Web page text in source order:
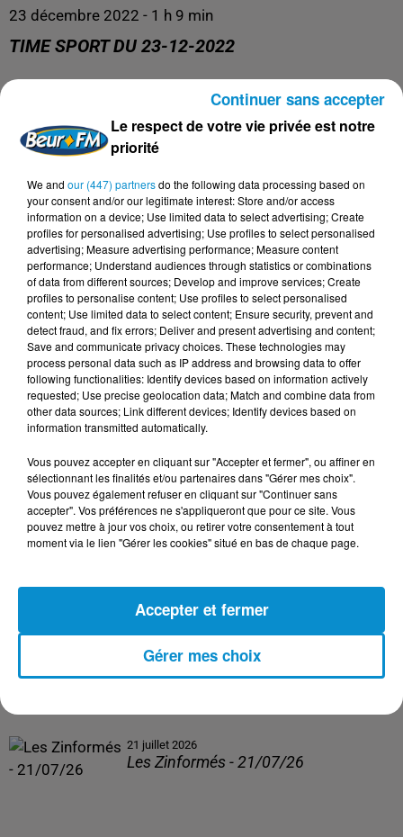
23 décembre 2022 - 1 h 9 min
TIME SPORT DU 23-12-2022
Le meilleur de l'actualité sportive !
DERNIERS PODCASTS
24 juillet 2026
Les Zinformés - 24/07/26
23 juillet 2026
Les Zinformés - 23/07/26
21 juillet 2026
Les Zinformés - 21/07/26
Le respect de votre vie privée est notre
priorité
We and our (447) partnersdo the following data processing based on
your consent and/or our legitimate interest: Store and/or access
information on a device; Use limited data to select advertising; Create
profiles for personalised advertising; Use profiles to select personalised
advertising; Measure advertising performance; Measure content
performance; Understand audiences through statistics or combinations
of data from different sources; Develop and improve services; Create
profiles to personalise content; Use profiles to select personalised
content; Use limited data to select content; Ensure security, prevent and
detect fraud, and fix errors; Deliver and present advertising and content;
Save and communicate privacy choices. These technologies may
process personal data such as IP address and browsing data to offer
following functionalities: Identify devices based on information actively
requested; Use precise geolocation data; Match and combine data from
other data sources; Link different devices; Identify devices based on
information transmitted automatically.
Vous pouvez accepter en cliquant sur "Accepter et fermer", ou affiner en
sélectionnant les finalités et/ou partenaires dans "Gérer mes choix".
Vous pouvez également refuser en cliquant sur "Continuer sans
accepter". Vos préférences ne s'appliqueront que pour ce site. Vous
pouvez mettre à jour vos choix, ou retirer votre consentement à tout
moment via le lien "Gérer les cookies" situé en bas de chaque page.
Gérer mes choix
Accepter et fermer
Continuer sans accepter